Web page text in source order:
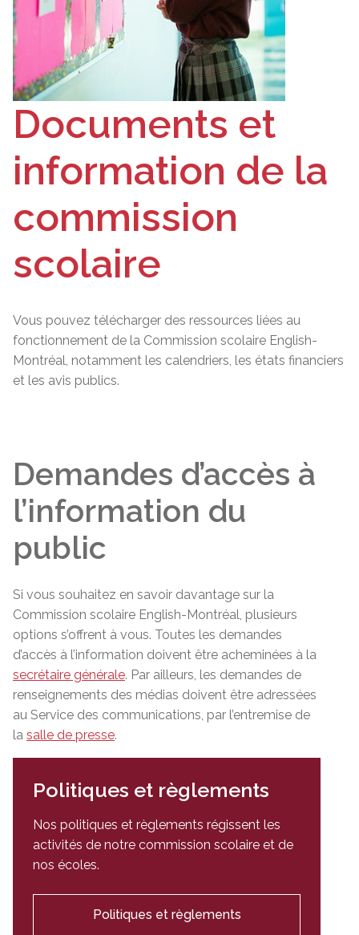
Documents et
information de la
commission
scolaire
Vous pouvez télécharger des ressources liées au
fonctionnement de la Commission scolaire English-
Montréal, notamment les calendriers, les états financiers
et les avis publics.
Demandes d’accès à
l’information du
public
Si vous souhaitez en savoir davantage sur la
Commission scolaire English-Montréal, plusieurs
options s’offrent à vous. Toutes les demandes
d’accès à l’information doivent être acheminées à la
secrétaire générale. Par ailleurs, les demandes de
renseignements des médias doivent être adressées
au Service des communications, par l’entremise de
la salle de presse.
Politiques et règlements
Nos politiques et règlements régissent les
activités de notre commission scolaire et de
nos écoles.
Politiques et règlements